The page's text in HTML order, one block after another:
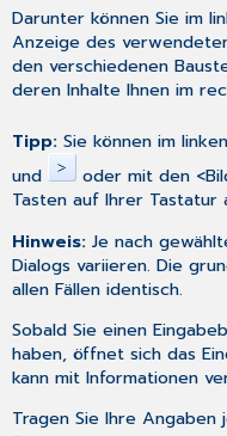
Darunter können Sie im
Anzeige des
den verschiedenen
deren Inhalte Ihnen im
Tipp:Sie können im
und
oder mit den
Tasten auf Ihrer
Hinweis:Je nach
Dialogs variieren. Die
allen Fällen identisch.
Sobald Sie einen
haben, öffnet sich das
kann mit Informationen
Tragen Sie Ihre